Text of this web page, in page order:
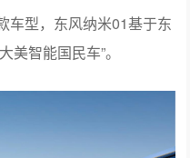
车型，东风纳米01基于东
美智能国民车”。